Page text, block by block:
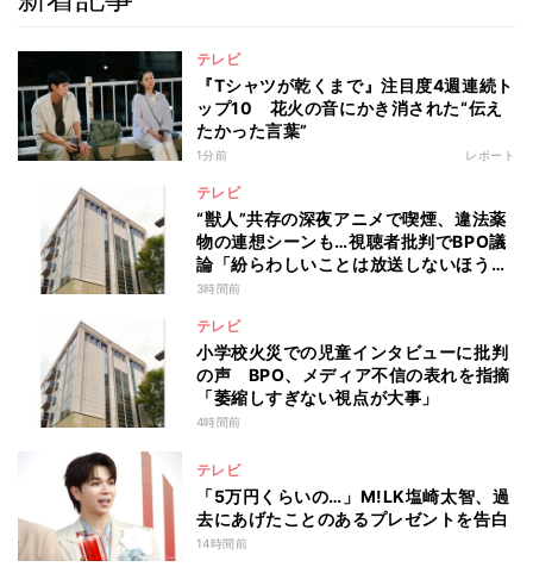
テレビ
『Tシャツが乾くまで』注目度4週連続ト
ップ10 花火の音にかき消された“伝え
たかった言葉”
1分前 レポート
テレビ
“獣人”共存の深夜アニメで喫煙、違法薬
物の連想シーンも…視聴者批判でBPO議
論「紛らわしいことは放送しないほう
が」
3時間前
テレビ
小学校火災での児童インタビューに批判
の声 BPO、メディア不信の表れを指摘
「萎縮しすぎない視点が大事」
4時間前
テレビ
「5万円くらいの…」M!LK塩崎太智、過
去にあげたことのあるプレゼントを告白
14時間前